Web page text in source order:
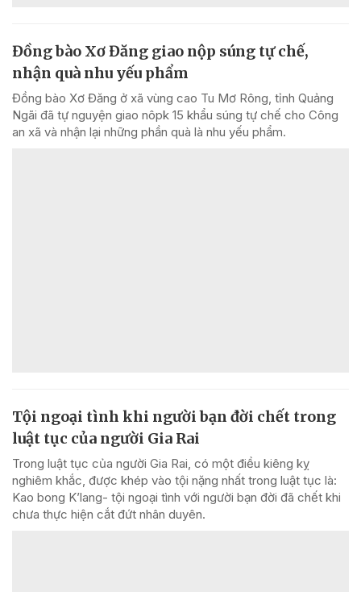
Đồng bào Xơ Đăng giao nộp súng tự chế,
nhận quà nhu yếu phẩm
Đồng bào Xơ Đăng ở xã vùng cao Tu Mơ Rông, tỉnh Quảng
Ngãi đã tự nguyện giao nôpk 15 khẩu súng tự chế cho Công
an xã và nhận lại những phần quà là nhu yếu phẩm.
Tội ngoại tình khi người bạn đời chết trong
luật tục của người Gia Rai
Trong luật tục của người Gia Rai, có một điều kiêng kỵ
nghiêm khắc, được khép vào tội nặng nhất trong luật tục là:
Kao bong K’lang- tội ngoại tình với người bạn đời đã chết khi
chưa thực hiện cắt đứt nhân duyên.